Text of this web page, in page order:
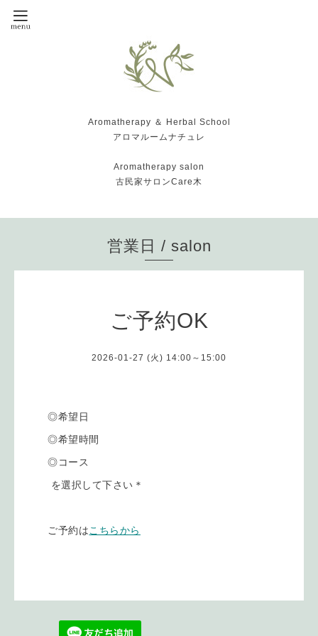
Aromatherapy ＆ Herbal School
アロマルームナチュレ
Aromatherapy salon
古民家サロンCare木
営業日 / salon
ご予約OK
2026-01-27 (火) 14:00～15:00
◎希望日
◎希望時間
◎コース
を選択して下さい＊
ご予約はこちらから